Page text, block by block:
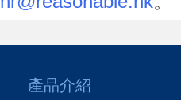
產品介紹